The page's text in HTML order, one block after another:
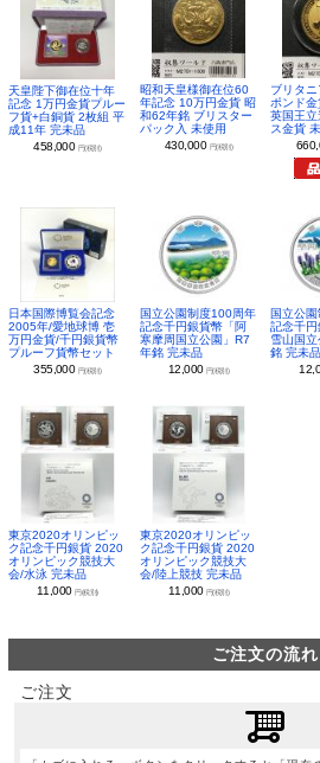
天皇陛下御在位十年
記念 1万円金貨プルー
フ貨+白銅貨 2枚組 平
成11年 完未品
458,000 円(税別)
昭和天皇様御在位60
年記念 10万円金貨 昭
和62年銘 ブリスター
パック入 未使用
430,000 円(税別)
ブリタ
ポンド
英国王
ス金貨
日本国際博覧会記念
2005年/愛地球博 壱
万円金貨/千円銀貨幣
プルーフ貨幣セット
355,000 円(税別)
国立公園制度100周年
記念千円銀貨幣「阿
寒摩周国立公園」R7
年銘 完未品
12,000 円(税別)
国立公
記念千
雪山国
銘 完未品
東京2020オリンピッ
ク記念千円銀貨 2020
オリンピック競技大
会/水泳 完未品
11,000円(税別)
東京2020オリンピッ
ク記念千円銀貨 2020
オリンピック競技大
会/陸上競技 完未品
11,000 円(税別)
ご注文の流れ
ご注文